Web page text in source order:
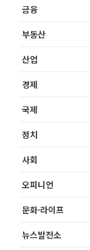
금융
부동산
산업
경제
국제
정치
사회
오피니언
문화·라이프
뉴스발전소